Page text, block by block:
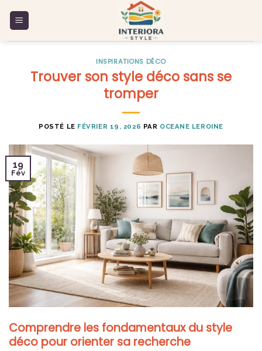
INSPIRATIONS DÉCO
Trouver son style déco sans se
tromper
POSTÉ LE FÉVRIER 19, 2026 PAR OCEANE LEROINE
19
Fév
Comprendre les fondamentaux du style
déco pour orienter sa recherche